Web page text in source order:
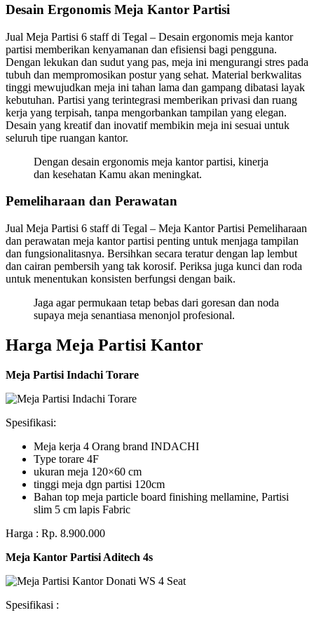
Desain Ergonomis Meja Kantor Partisi
Jual Meja Partisi 6 staff di Tegal – Desain ergonomis meja kantor
partisi memberikan kenyamanan dan efisiensi bagi pengguna.
Dengan lekukan dan sudut yang pas, meja ini mengurangi stres pada
tubuh dan mempromosikan postur yang sehat. Material berkwalitas
tinggi mewujudkan meja ini tahan lama dan gampang dibatasi layak
kebutuhan. Partisi yang terintegrasi memberikan privasi dan ruang
kerja yang terpisah, tanpa mengorbankan tampilan yang elegan.
Desain yang kreatif dan inovatif membikin meja ini sesuai untuk
seluruh tipe ruangan kantor.
Dengan desain ergonomis meja kantor partisi, kinerja
dan kesehatan Kamu akan meningkat.
Pemeliharaan dan Perawatan
Jual Meja Partisi 6 staff di Tegal – Meja Kantor Partisi Pemeliharaan
dan perawatan meja kantor partisi penting untuk menjaga tampilan
dan fungsionalitasnya. Bersihkan secara teratur dengan lap lembut
dan cairan pembersih yang tak korosif. Periksa juga kunci dan roda
untuk menentukan konsisten berfungsi dengan baik.
Jaga agar permukaan tetap bebas dari goresan dan noda
supaya meja senantiasa menonjol profesional.
Harga Meja Partisi Kantor
Meja Partisi Indachi Torare
Spesifikasi:
Meja kerja 4 Orang brand INDACHI
Type torare 4F
ukuran meja 120×60 cm
tinggi meja dgn partisi 120cm
Bahan top meja particle board finishing mellamine, Partisi
slim 5 cm lapis Fabric
Harga : Rp. 8.900.000
Meja Kantor Partisi Aditech 4s
Spesifikasi :